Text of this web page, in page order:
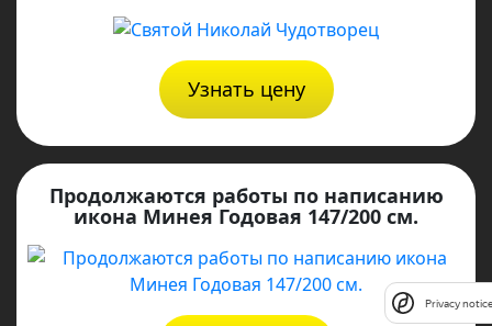
Узнать цену
Продолжаются работы по написанию
икона Минея Годовая 147/200 см.
Privacy notice